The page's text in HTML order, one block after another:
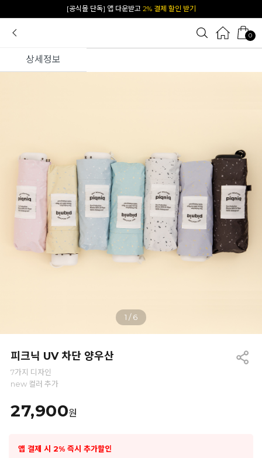
[공식몰 단독] 앱 다운받고 2% 결제 할인 받기
0
상세정보
1 /6
피크닉 UV 차단 양우산
7가지 디자인
new 컬러 추가
27,900원
앱 결제 시 2% 즉시 추가할인